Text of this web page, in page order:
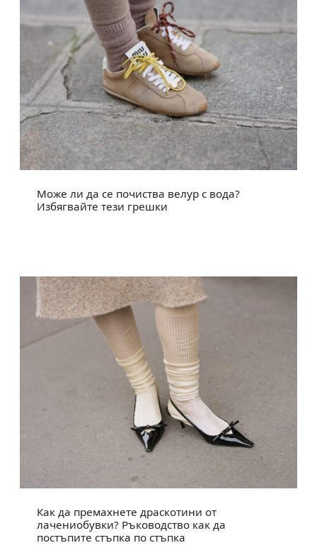
Може ли да се почиства велур с вода?
Избягвайте тези грешки
Как да премахнете драскотини от
лачениобувки? Ръководство как да
постъпите стъпка по стъпка